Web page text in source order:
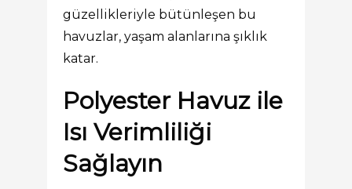
güzellikleriyle bütünleşen bu
havuzlar, yaşam alanlarına şıklık
katar.
Polyester Havuz ile
Isı Verimliliği
Sağlayın